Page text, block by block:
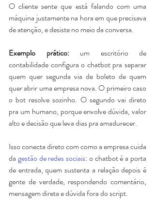
O cliente sente que está falando com uma
máquina justamente na hora em que precisava
de atenção, e desiste no meio da conversa.
Exemplo prático: um escritório de
contabilidade configura o chatbot pra separar
quem quer segunda via de boleto de quem
quer abrir uma empresa nova. O primeiro caso
o bot resolve sozinho. O segundo vai direto
pra um humano, porque envolve dúvida, valor
alto e decisão que leva dias pra amadurecer.
Isso conecta direto com como a empresa cuida
da gestão de redes sociais: o chatbot é a porta
de entrada, quem sustenta a relação depois é
gente de verdade, respondendo comentário,
mensagem direta e dúvida fora do script.